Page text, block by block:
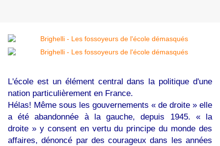
L'école est un élément central dans la politique d'une
nation particulièrement en France.
Hélas! Même sous les gouvernements « de droite » elle
a été abandonnée à la gauche, depuis 1945. « la
droite » y consent en vertu du principe du monde des
affaires, dénoncé par des courageux dans les années